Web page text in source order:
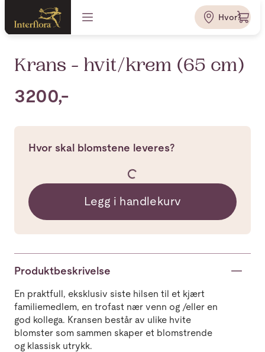
Hvor?
Krans - hvit/krem (65 cm)
3200,-
Hvor skal blomstene leveres?
Legg i handlekurv
Produktbeskrivelse
En praktfull, eksklusiv siste hilsen til et kjært
familiemedlem, en trofast nær venn og /eller en
god kollega. Kransen består av ulike hvite
blomster som sammen skaper et blomstrende
og klassisk utrykk.